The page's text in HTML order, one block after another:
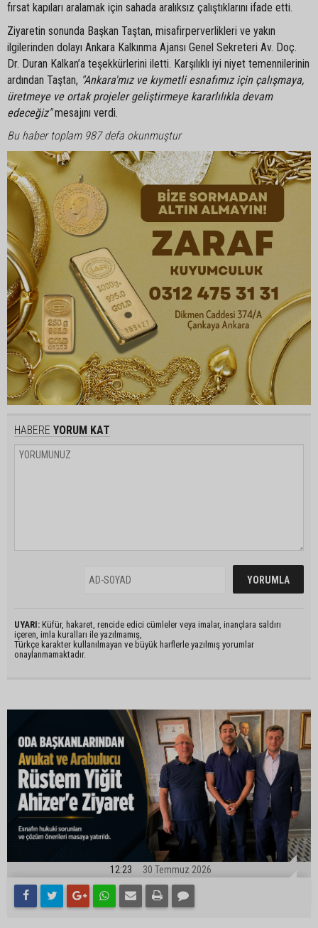
fırsat kapıları aralamak için sahada aralıksız çalıştıklarını ifade etti.
Ziyaretin sonunda Başkan Taştan, misafirperverlikleri ve yakın
ilgilerinden dolayı Ankara Kalkınma Ajansı Genel Sekreteri Av. Doç.
Dr. Duran Kalkan’a teşekkürlerini iletti. Karşılıklı iyi niyet temennilerinin
ardından Taştan, "Ankara'mız ve kıymetli esnafımız için çalışmaya,
üretmeye ve ortak projeler geliştirmeye kararlılıkla devam
edeceğiz"mesajını verdi.
Bu haber toplam 987 defa okunmuştur
HABERE YORUM KAT
UYARI: Küfür, hakaret, rencide edici cümleler veya imalar, inançlara saldırı
içeren, imla kuralları ile yazılmamış,
Türkçe karakter kullanılmayan ve büyük harflerle yazılmış yorumlar
onaylanmamaktadır.
12:23 30 Temmuz 2026